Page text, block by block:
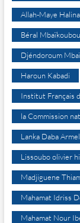
Allah-Maye Halina
Béral Mbaïkoubou
Djéndoroum
Haroun Kabadi
Institut Français
la Commission
Lanka Daba Armel
Lissoubo olivier
Madjiguene
Mahamat Idriss
Mahamat Nour